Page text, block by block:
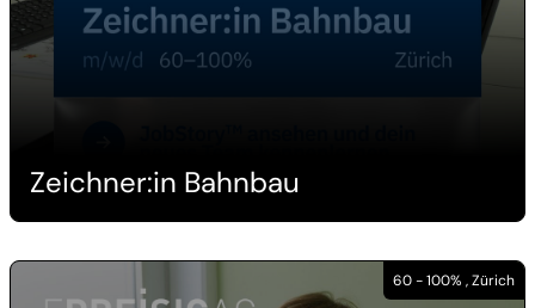
Zeichner:in Bahnbau
60 - 100% , Zürich